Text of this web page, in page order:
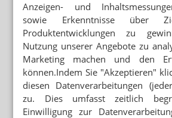
Anzeigen- und
sowie Erkenntnisse über
Produktentwicklungen zu
Nutzung unserer Angebote zu
Marketing machen und den
können.Indem Sie "Akzeptieren"
diesen Datenverarbeitungen
zu. Dies umfasst zeitlich
Einwilligung zur